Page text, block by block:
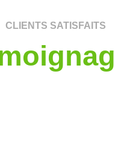
CLIENTS SATISFAITS